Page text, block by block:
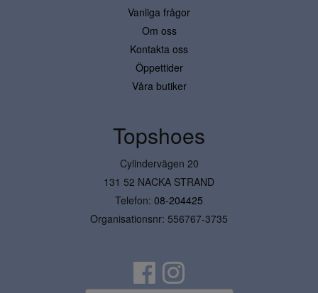
Vanliga frågor
Om oss
Kontakta oss
Öppettider
Våra butiker
Topshoes
Cylindervägen 20
131 52 NACKA STRAND
Telefon: 08-204425
Organisationsnr: 556767-3735